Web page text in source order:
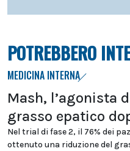
POTREBBERO
MEDICINA INTERNA
Mash, l’agonista
grasso epatico
Nel trial di fase 2, il 76% dei
ottenuto una riduzione del